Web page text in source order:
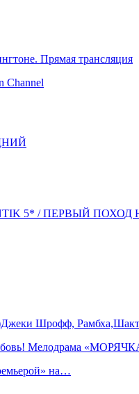
Прямая трансляция
Channel
5* / ПЕРВЫЙ
Шрофф,
Мелодрама
на…